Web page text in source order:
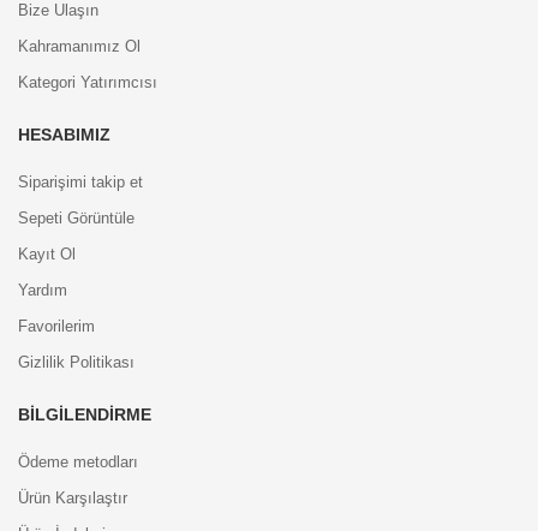
Bize Ulaşın
Kahramanımız Ol
Kategori Yatırımcısı
HESABIMIZ
Siparişimi takip et
Sepeti Görüntüle
Kayıt Ol
Yardım
Favorilerim
Gizlilik Politikası
BILGILENDIRME
Ödeme metodları
Ürün Karşılaştır